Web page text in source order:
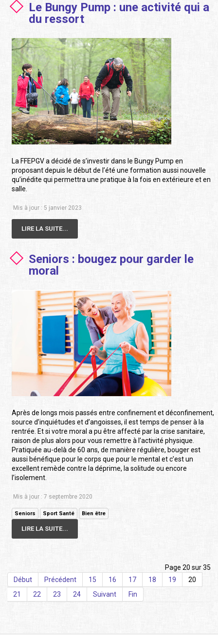
Le Bungy Pump : une activité qui a
du ressort
La FFEPGV a décidé de s’investir dans le Bungy Pump en
proposant depuis le début de l’été une formation aussi nouvelle
qu’inédite qui permettra une pratique à la fois en extérieure et en
salle.
Mis à jour : 5 janvier 2023
LIRE LA SUITE...
Seniors : bougez pour garder le
moral
Après de longs mois passés entre confinement et déconfinement,
source d’inquiétudes et d’angoisses, il est temps de penser à la
rentrée. Et si votre moral a pu être affecté par la crise sanitaire,
raison de plus alors pour vous remettre à l’activité physique.
Pratiquée au-delà de 60 ans, de manière régulière, bouger est
aussi bénéfique pour le corps que pour le mental et c’est un
excellent remède contre la déprime, la solitude ou encore
l’isolement.
Mis à jour : 7 septembre 2020
Seniors Sport Santé Bien être
LIRE LA SUITE...
Page 20 sur 35
Début
Précédent 15 16 17 18 19
20
21
22 23 24 Suivant Fin